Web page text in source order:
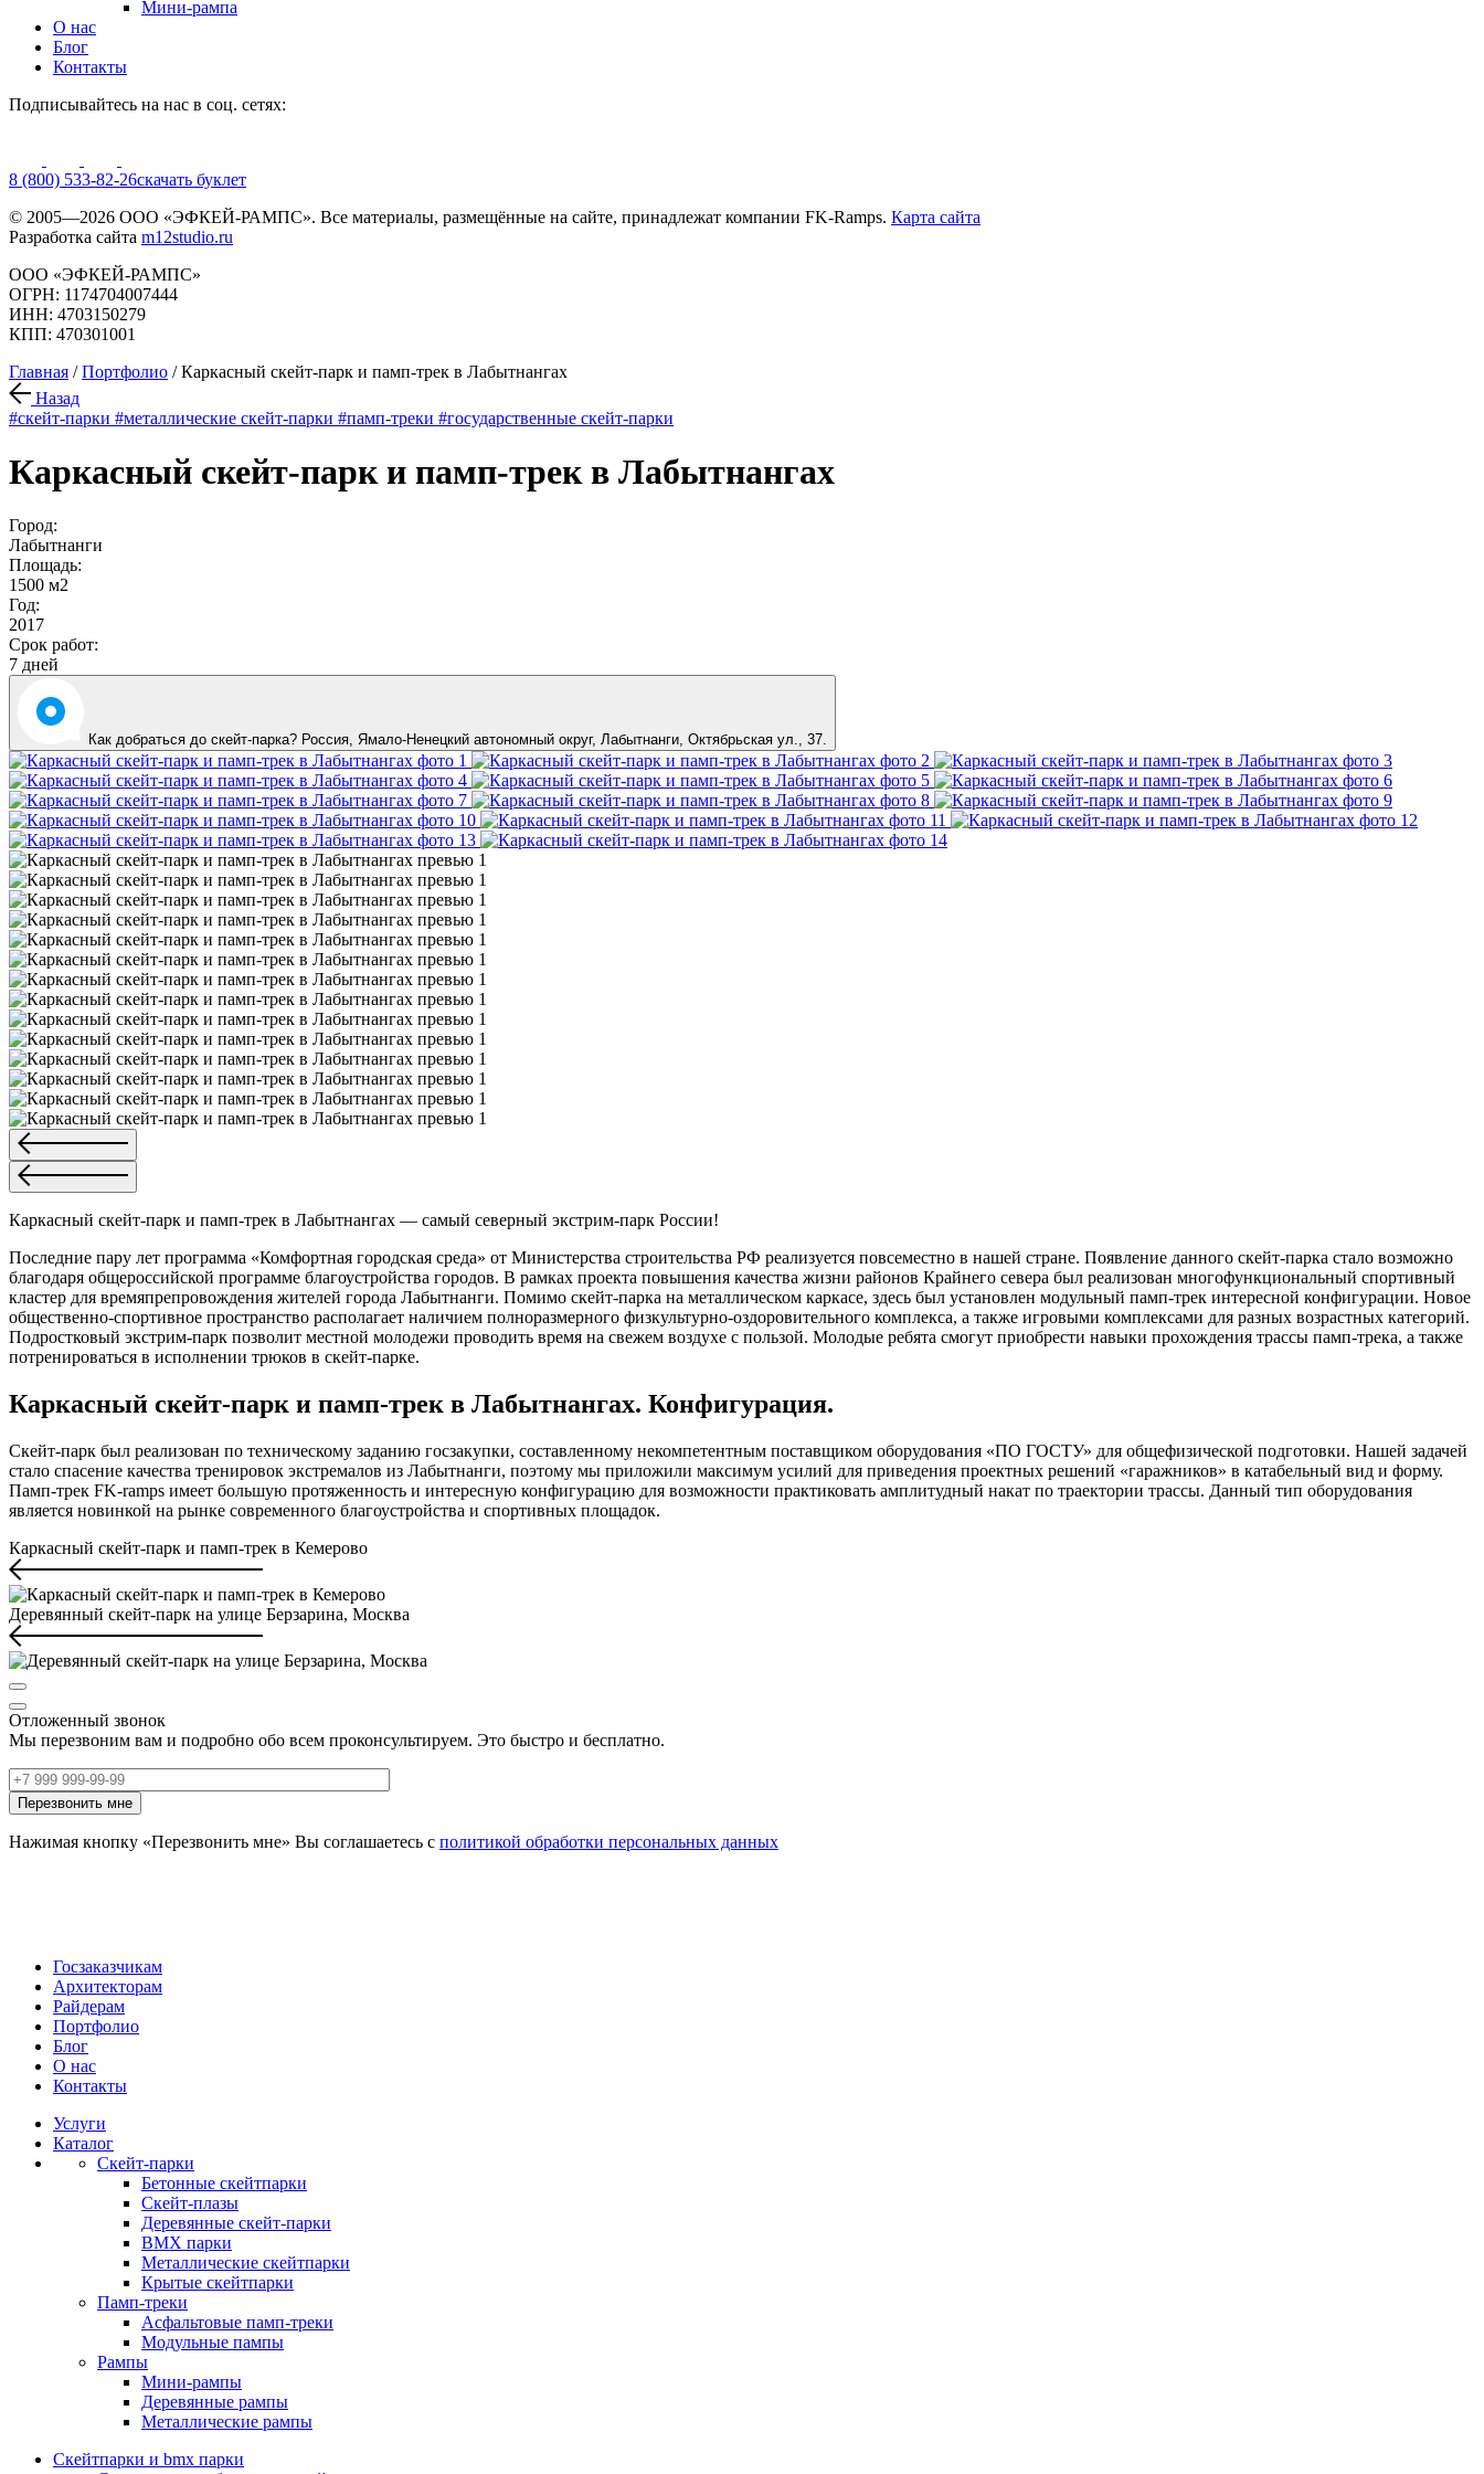
Мини-рампа
О нас
Блог
Контакты
Подписывайтесь на нас в соц. сетях:
8 (800) 533-82-26cкачать буклет
© 2005—2026 ООО «ЭФКЕЙ-РАМПС». Все материалы, размещённые на сайте, принадлежат компании FK-Ramps. Карта сайта
Разработка сайта m12studio.ru
ООО «ЭФКЕЙ-РАМПС»
ОГРН: 1174704007444
ИНН: 4703150279
КПП: 470301001
Главная /Портфолио /Каркасный скейт-парк и памп-трек в Лабытнангах
Назад
#скейт-парки #металлические скейт-парки #памп-треки #государственные скейт-парки
Каркасный скейт-парк и памп-трек в Лабытнангах
Город:
Лабытнанги
Площадь:
1500 м2
Год:
2017
Срок работ:
7 дней
Как добраться до скейт-парка? Россия, Ямало-Ненецкий автономный округ, Лабытнанги, Октябрьская ул., 37.
Каркасный скейт-парк и памп-трек в Лабытнангах — самый северный экстрим-парк России!
Последние пару лет программа «Комфортная городская среда» от Министерства строительства РФ реализуется повсеместно в нашей стране. Появление данного скейт-парка стало возможно
благодаря общероссийской программе благоустройства городов. В рамках проекта повышения качества жизни районов Крайнего севера был реализован многофункциональный спортивный
кластер для времяпрепровождения жителей города Лабытнанги. Помимо скейт-парка на металлическом каркасе, здесь был установлен модульный памп-трек интересной конфигурации. Новое
общественно-спортивное пространство располагает наличием полноразмерного физкультурно-оздоровительного комплекса, а также игровыми комплексами для разных возрастных категорий.
Подростковый экстрим-парк позволит местной молодежи проводить время на свежем воздухе с пользой. Молодые ребята смогут приобрести навыки прохождения трассы памп-трека, а также
потренироваться в исполнении трюков в скейт-парке.
Каркасный скейт-парк и памп-трек в Лабытнангах. Конфигурация.
Скейт-парк был реализован по техническому заданию госзакупки, составленному некомпетентным поставщиком оборудования «ПО ГОСТУ» для общефизической подготовки. Нашей задачей
стало спасение качества тренировок экстремалов из Лабытнанги, поэтому мы приложили максимум усилий для приведения проектных решений «гаражников» в катабельный вид и форму.
Памп-трек FK-ramps имеет большую протяженность и интересную конфигурацию для возможности практиковать амплитудный накат по траектории трассы. Данный тип оборудования
является новинкой на рынке современного благоустройства и спортивных площадок.
Каркасный скейт-парк и памп-трек в Кемерово
Деревянный скейт-парк на улице Берзарина, Москва
Отложенный звонок
Мы перезвоним вам и подробно обо всем проконсультируем. Это быстро и бесплатно.
Нажимая кнопку «Перезвонить мне» Вы соглашаетесь с политикой обработки персональных данных
Госзаказчикам
Архитекторам
Райдерам
Портфолио
Блог
О нас
Контакты
Услуги
Каталог
Скейт‑парки
Бетонные скейтпарки
Скейт‑плазы
Деревянные скейт‑парки
BMX парки
Металлические скейтпарки
Крытые скейтпарки
Памп‑треки
Асфальтовые памп‑треки
Модульные пампы
Рампы
Мини-рампы
Деревянные рампы
Металлические рампы
Скейтпарки и bmx парки